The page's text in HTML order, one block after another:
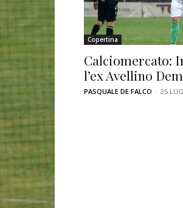
Copertina
Calciomercato:
l’ex Avellino
PASQUALE DE FALCO - 25